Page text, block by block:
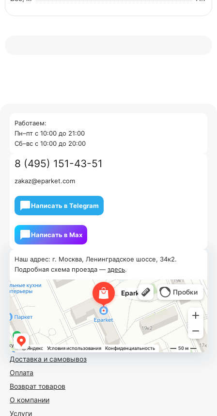
Доставка и самовывоз
Оплата
Возврат товаров
О компании
Услуги
Наш адрес: г. Москва, Ленинградское шоссе, 34к2.
Подробная схема проезда — здесь.
Работаем:
Пн–пт с 10:00 до 21:00
Cб–вс с 10:00 до 20:00
8 (495) 151-43-51
zakaz@eparket.com
Написать в Telegram
Написать в Мах